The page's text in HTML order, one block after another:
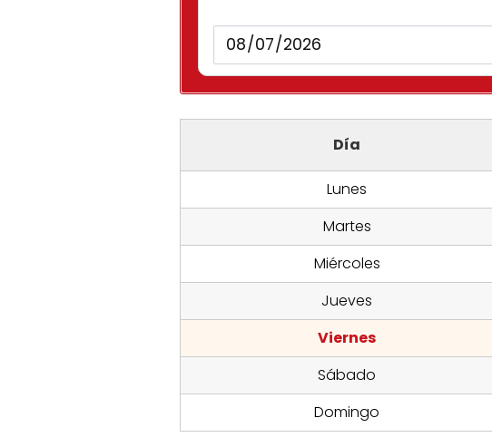
Día
Lunes
Martes
Miércoles
Jueves
Viernes
Sábado
Domingo